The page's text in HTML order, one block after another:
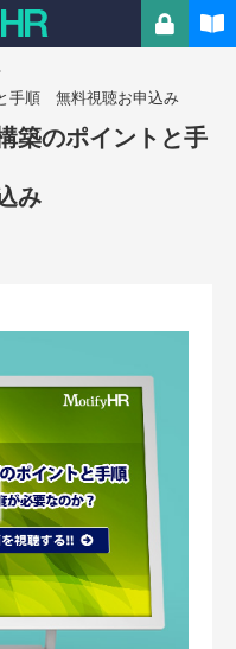
手順 無料視聴お申込み
築のポイントと手
み